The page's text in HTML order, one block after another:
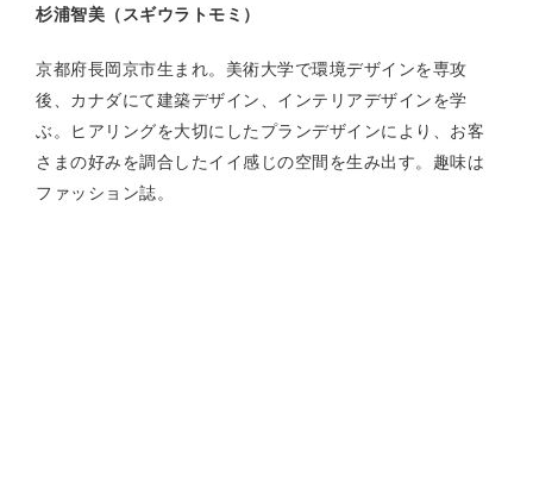
杉浦智美（スギウラトモミ）
京都府長岡京市生まれ。美術大学で環境デザインを専攻
後、カナダにて建築デザイン、インテリアデザインを学
ぶ。ヒアリングを大切にしたプランデザインにより、お客
さまの好みを調合したイイ感じの空間を生み出す。趣味は
ファッション誌。